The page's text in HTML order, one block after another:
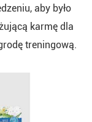
aby było
karmę dla
treningową.